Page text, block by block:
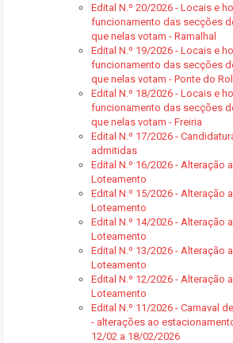
Edital N.º 20/2026 - Locais e
funcionamento das secções
que nelas votam - Ramalhal
Edital N.º 19/2026 - Locais e
funcionamento das secções
que nelas votam - Ponte do Rol
Edital N.º 18/2026 - Locais e
funcionamento das secções
que nelas votam - Freiria
Edital N.º 17/2026 -
admitidas
Edital N.º 16/2026 - Alteração
Loteamento
Edital N.º 15/2026 - Alteração
Loteamento
Edital N.º 14/2026 - Alteração
Loteamento
Edital N.º 13/2026 - Alteração
Loteamento
Edital N.º 12/2026 - Alteração
Loteamento
Edital N.º 11/2026 - Carnaval
- alterações ao
12/02 a 18/02/2026